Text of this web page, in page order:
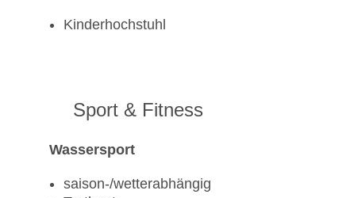
Kinderhochstuhl
Sport & Fitness
Wassersport
saison-/wetterabhängig